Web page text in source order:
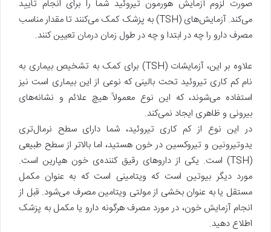
صورت لزوم آزمایش هورمون تیروئید شما را برای انجام تأیید
می‌کند. آزمایش‌های (TSH) به پزشک کمک می‌کنند تا مقدار مناسب
مصرف دارو را چه در ابتدا و چه در طول زمان درمان تعیین کنند.
علاوه بر این، آزمایشات (TSH) برای کمک به تشخیص بیماری به
نام کم‌ کاری تیروئید تحت بالینی که نوعی از این بیماری است نیز
استفاده می‌شوند، که این نوع معمولاً هیچ علائم و نشانه‌های
بیرونی و ظاهری ایجاد نمی‌کند.
در این نوع از کم کاری تیروئید، شما دارای سطح نرمال‌تری
یدوتیرونین و تیروکسین در خون هستید، اما بالاتر از سطح طبیعی
(TSH) است. یکی از داروهای رقیق‌ کننده‌ی خون هپارین است.
مورد دیگر بیوتین است که ویتامینی است که به عنوان مکمل
مستقل یا به عنوان بخشی از مولتی ویتامین مصرف می‌شود. قبل از
انجام آزمایش خون، در مورد مصرف هرگونه دارو یا مکمل به پزشک
اطلاع دهید.